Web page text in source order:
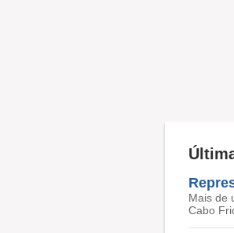
Mais de
Cabo